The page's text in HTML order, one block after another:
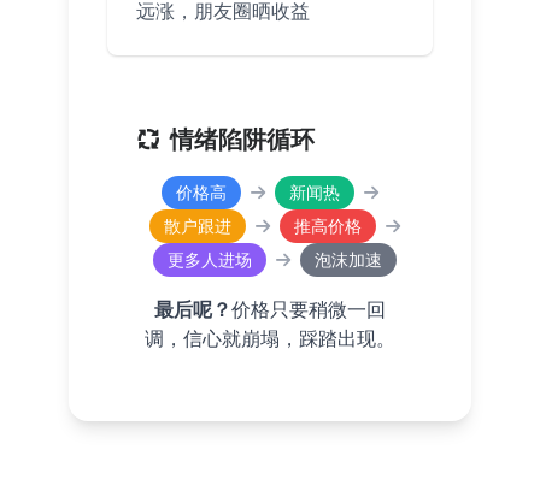
远涨，朋友圈晒收益
情绪陷阱循环
价格高
新闻热
散户跟进
推高价格
更多人进场
泡沫加速
最后呢？价格只要稍微一回
调，信心就崩塌，踩踏出现。